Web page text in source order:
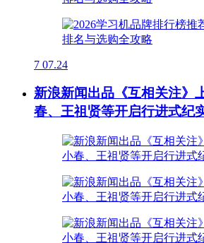
7 07.24
新浪新闻出品《互相关注》
春、王祖贤等开启行进式纪